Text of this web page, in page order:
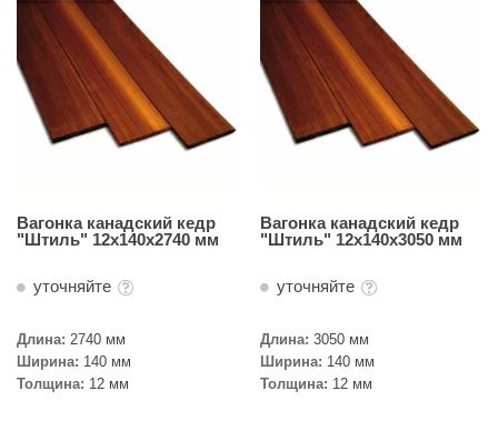
Вагонка канадский кедр
"Штиль" 12х140х2740 мм
уточняйте
Длина: 2740 мм
Ширина: 140 мм
Толщина: 12 мм
Вагонка канадский кедр
"Штиль" 12х140х3050 мм
уточняйте
Длина: 3050 мм
Ширина: 140 мм
Толщина: 12 мм